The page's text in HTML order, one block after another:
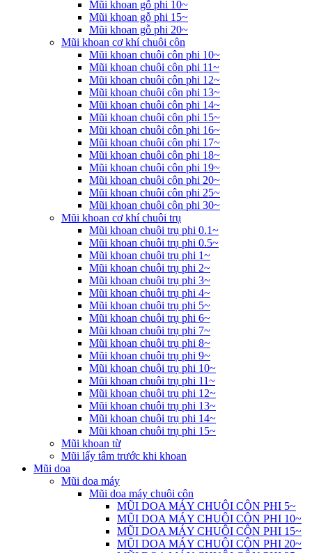
Mũi khoan gỗ phi 10~
Mũi khoan gỗ phi 15~
Mũi khoan gỗ phi 20~
Mũi khoan cơ khí chuôi côn
Mũi khoan chuôi côn phi 10~
Mũi khoan chuôi côn phi 11~
Mũi khoan chuôi côn phi 12~
Mũi khoan chuôi côn phi 13~
Mũi khoan chuôi côn phi 14~
Mũi khoan chuôi côn phi 15~
Mũi khoan chuôi côn phi 16~
Mũi khoan chuôi côn phi 17~
Mũi khoan chuôi côn phi 18~
Mũi khoan chuôi côn phi 19~
Mũi khoan chuôi côn phi 20~
Mũi khoan chuôi côn phi 25~
Mũi khoan chuôi côn phi 30~
Mũi khoan cơ khí chuôi trụ
Mũi khoan chuôi trụ phi 0.1~
Mũi khoan chuôi trụ phi 0.5~
Mũi khoan chuôi trụ phi 1~
Mũi khoan chuôi trụ phi 2~
Mũi khoan chuôi trụ phi 3~
Mũi khoan chuôi trụ phi 4~
Mũi khoan chuôi trụ phi 5~
Mũi khoan chuôi trụ phi 6~
Mũi khoan chuôi trụ phi 7~
Mũi khoan chuôi trụ phi 8~
Mũi khoan chuôi trụ phi 9~
Mũi khoan chuôi trụ phi 10~
Mũi khoan chuôi trụ phi 11~
Mũi khoan chuôi trụ phi 12~
Mũi khoan chuôi trụ phi 13~
Mũi khoan chuôi trụ phi 14~
Mũi khoan chuôi trụ phi 15~
Mũi khoan từ
Mũi lấy tâm trước khi khoan
Mũi doa
Mũi doa máy
Mũi doa máy chuôi côn
MŨI DOA MÁY CHUÔI CÔN PHI 5~
MŨI DOA MÁY CHUÔI CÔN PHI 10~
MŨI DOA MÁY CHUÔI CÔN PHI 15~
MŨI DOA MÁY CHUÔI CÔN PHI 20~